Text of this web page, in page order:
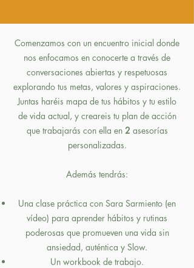
Comenzamos con un encuentro inicial donde
nos enfocamos en conocerte a través de
conversaciones abiertas y respetuosas
explorando tus metas, valores y aspiraciones.
Juntas haréis mapa de tus hábitos y tu estilo
de vida actual, y creareis tu plan de acción
que trabajarás con ella en 2 asesorías
personalizadas.
Además tendrás:
Una clase práctica con Sara Sarmiento (en
vídeo) para aprender hábitos y rutinas
poderosas que promueven una vida sin
ansiedad, auténtica y Slow.
Un workbook de trabajo.